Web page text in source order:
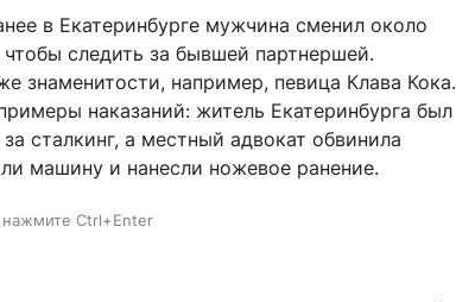
в Екатеринбурге мужчина сменил около
следить за бывшей партнершей.
знаменитости, например, певица Клава Кока.
наказаний: житель Екатеринбурга был
сталкинг, а местный адвокат обвинила
машину и нанесли ножевое ранение.
нажмите Ctrl+Enter